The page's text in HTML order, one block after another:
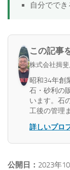
自分でで
この記事
株式会社揖
昭和34年創
石・砂利の
います。石
工後の管理
詳しいプロ
公開日： 2023年